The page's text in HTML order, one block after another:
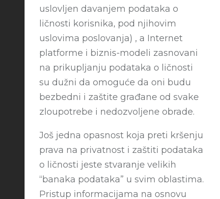
uslovljen davanjem podataka o
ličnosti korisnika, pod njihovim
uslovima poslovanja) , a Internet
platforme i biznis-modeli zasnovani
na prikupljanju podataka o ličnosti
su dužni da omoguće da oni budu
bezbedni i zaštite građane od svake
zloupotrebe i nedozvoljene obrade.
Još jedna opasnost koja preti kršenju
prava na privatnost i zaštiti podataka
o ličnosti jeste stvaranje velikih
“banaka podataka” u svim oblastima.
Pristup informacijama na osnovu